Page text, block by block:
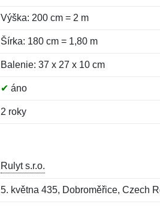
Výška: 200 cm = 2 m
Šírka: 180 cm = 1,80 m
Balenie: 37 x 27 x 10 cm
✔ áno
2 roky
Rulyt s.r.o.
5. května 435, Dobroměřice, Czech